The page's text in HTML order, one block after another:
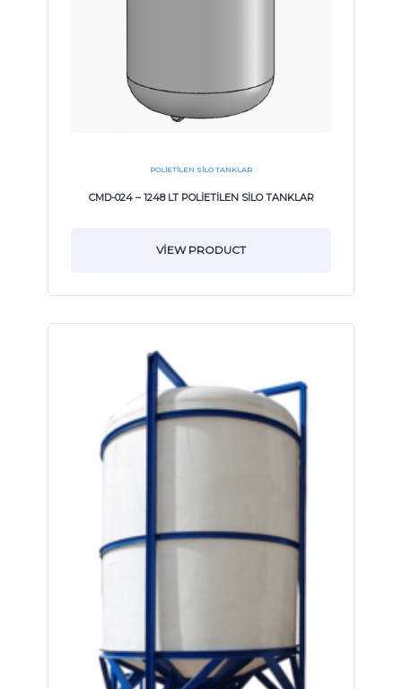
POLIETILEN SILO TANKLAR
CMD-024 – 1248 LT POLİETİLEN SİLO TANKLAR
VIEW PRODUCT